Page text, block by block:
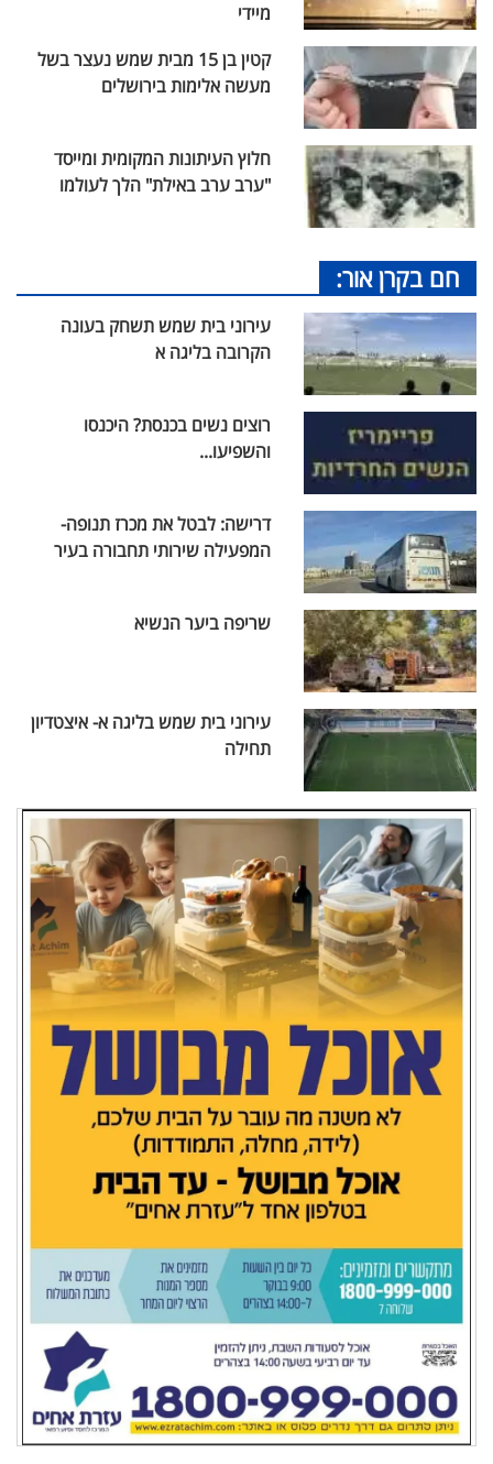
מיידי
קטין בן 15 מבית שמש נעצר בשל
מעשה אלימות בירושלים
חלוץ העיתונות המקומית ומייסד
"ערב ערב באילת" הלך לעולמו
חם בקרן אור:
עירוני בית שמש תשחק בעונה
הקרובה בליגה א
רוצים נשים בכנסת? היכנסו
והשפיעו...
דרישה: לבטל את מכרז תנופה-
המפעילה שירותי תחבורה בעיר
שריפה ביער הנשיא
עירוני בית שמש בליגה א- איצטדיון
תחילה